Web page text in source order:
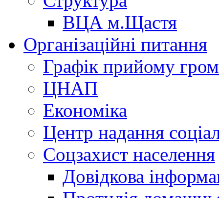
ВЦА м.Щастя
Організаційні питання
Графік прийому
ЦНАП
Економіка
Центр надання
Соцзахист населення
Довідкова